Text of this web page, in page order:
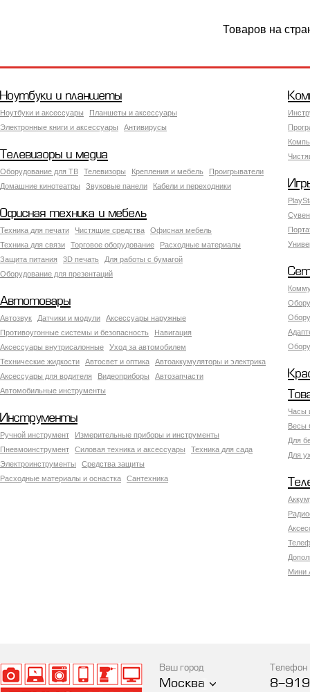
Товаров на
Ноутбуки и планшеты
Ноутбуки и аксессуары
Планшеты и аксессуары
Электронные книги и аксессуары
Антивирусы
Телевизоры и медиа
Оборудование для ТВ Телевизоры Крепления и мебель
Проигрыватели
Домашние кинотеатры
Звуковые панели Кабели и переходники
Офисная техника и мебель
Техника для печати Чистящие средства
Офисная мебель
Техника для связи
Торговое оборудование
Расходные материалы
Защита питания
3D печать
Для работы с бумагой
Оборудование для презентаций
Автотовары
Автозвук Датчики и модули
Аксессуары наружные
Противоугонные системы и безопасность
Навигация
Аксесcуары внутрисалонные
Уход за автомобилем
Технические жидкости
Автосвет и оптика
Автоаккумуляторы и электрика
Аксессуары для водителя
Видеоприборы
Автозапчасти
Автомобильные инструменты
Часы
Весы
Для
Для
Инструменты
Ручной инструмент
Измерительные приборы и инструменты
Пневмоинструмент
Силовая техника и аксессуары
Техника для сада
Электроинструменты
Средства защиты
Расходные материалы и оснастка
Сантехника
Мини
Ваш город
Москва
Телефон
8-